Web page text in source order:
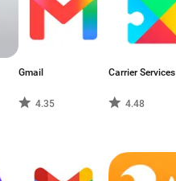
Gmail
4.35
Carrier Services
4.48